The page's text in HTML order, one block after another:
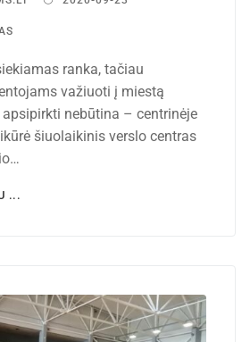
ranka, tačiau
važiuoti į miestą
nebūtina – centrinėje
šiuolaikinis verslo centras
...